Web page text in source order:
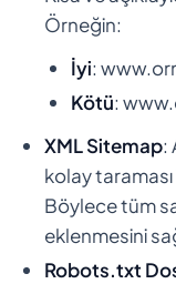
Örneğin:
İyi:
Kötü:
XML Sitemap:
kolay
Böylece tüm
eklenmesini
Robots.txt